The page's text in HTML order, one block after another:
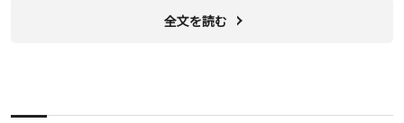
全文を読む